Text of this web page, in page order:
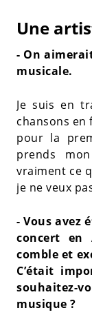
Une
- On
musicale.
Je suis en
chansons en
pour la
prends
vraiment ce
je ne veux
- Vous avez
concert en
comble et
C’était
souhaitez-
musique ?